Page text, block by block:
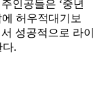
인공들은 ‘중년
허우적대기보
성공적으로 라이
.